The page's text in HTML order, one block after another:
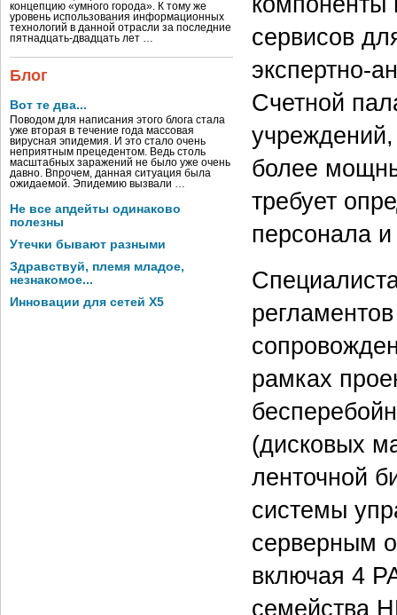
концепцию «умного города». К тому же
уровень использования информационных
технологий в данной отрасли за последние
пятнадцать-двадцать лет …
Блог
Вот те два...
Поводом для написания этого блога стала
уже вторая в течение года массовая
вирусная эпидемия. И это стало очень
неприятным прецедентом. Ведь столь
масштабных заражений не было уже очень
давно. Впрочем, данная ситуация была
ожидаемой. Эпидемию вызвали …
Не все апдейты одинаково
полезны
Утечки бывают разными
Здравствуй, племя младое,
незнакомое...
Инновации для сетей X5
сервисов
экспертно-
Счетной
более
требует
персонала
рамках
(дисковых
ленточной
системы
серверным
включая 4
семейства